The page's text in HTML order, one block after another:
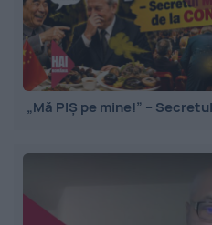
„Mă PIȘ pe mine!” –